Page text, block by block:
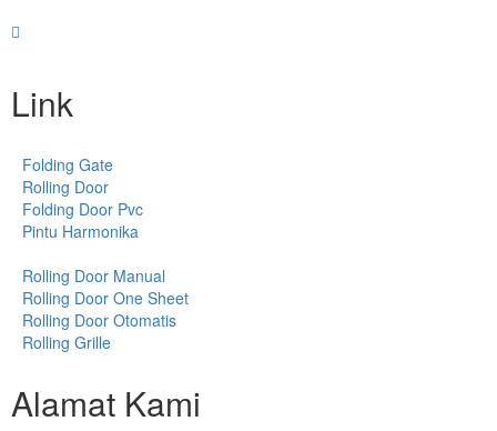
Link
Folding Gate
Rolling Door
Folding Door Pvc
Pintu Harmonika
Rolling Door Manual
Rolling Door One Sheet
Rolling Door Otomatis
Rolling Grille
Alamat Kami